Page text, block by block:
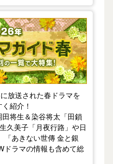
マガイド
放送された春ドラマを
紹介！
将生＆染谷将太「田鎖
久美子「月夜行路」や日
「あきない世傳 金と銀
ドラマの情報も含めて総